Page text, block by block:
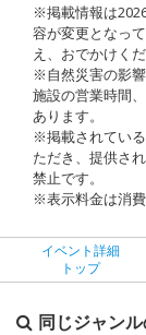
※掲載情報は
容が変更となっ
え、おでかけくだ
※自然災害の影響
施設の営業時間
あります。
※掲載されてい
ただき、提供さ
禁止です。
※表示料金は消費
イベント詳細
トップ
同じジャン